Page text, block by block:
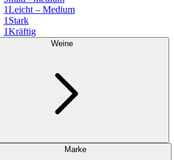
1Leicht – Medium
1 Stark
1Kräftig
Weine
Marke